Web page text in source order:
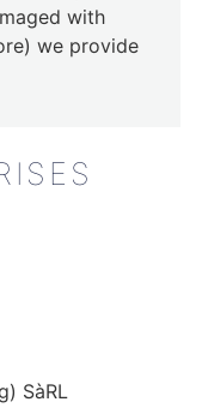
with
we provide
SàRL